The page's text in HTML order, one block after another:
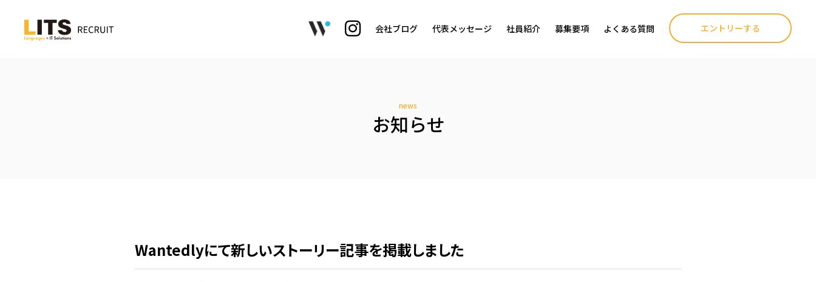
会社ブログ 代表メッセージ 社員紹介 募集要項 よくある質問 エントリーする
news
お知らせ
Wantedlyにて新しいストーリー記事を掲載しました